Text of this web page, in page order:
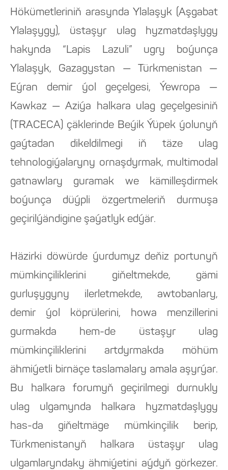
Hökümetleriniň arasynda Ylalaşyk (Aşgabat
Ylalaşygy), üstaşyr ulag hyzmatdaşlygy
hakynda “Lapis Lazuli” ugry boýunça
Ylalaşyk, Gazagystan — Türkmenistan —
Eýran demir ýol geçelgesi, Ýewropa —
Kawkaz — Aziýa halkara ulag geçelgesiniň
(TRACECA) çäklerinde Beýik Ýüpek ýolunyň
gaýtadan dikeldilmegi iň täze ulag
tehnologiýalaryny ornaşdyrmak, multimodal
gatnawlary guramak we kämilleşdirmek
boýunça düýpli özgertmeleriň durmuşa
geçirilýändigine şaýatlyk edýär.
Häzirki döwürde ýurdumyz deňiz portunyň
mümkinçiliklerini giňeltmekde, gämi
gurluşygyny ilerletmekde, awtobanlary,
demir ýol köprülerini, howa menzillerini
gurmakda hem-de üstaşyr ulag
mümkinçiliklerini artdyrmakda möhüm
ähmiýetli birnäçe taslamalary amala aşyrýar.
Bu halkara forumyň geçirilmegi durnukly
ulag ulgamynda halkara hyzmatdaşlygy
has-da giňeltmäge mümkinçilik berip,
Türkmenistanyň halkara üstaşyr ulag
ulgamlaryndaky ähmiýetini aýdyň görkezer.